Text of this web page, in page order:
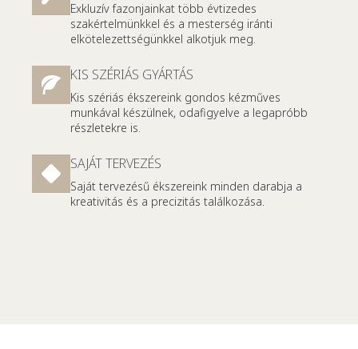
Exkluzív fazonjainkat több évtizedes
szakértelmünkkel és a mesterség iránti
elkötelezettségünkkel alkotjuk meg.
KIS SZÉRIÁS GYÁRTÁS
Kis szériás ékszereink gondos kézműves
munkával készülnek, odafigyelve a legapróbb
részletekre is.
SAJÁT TERVEZÉS
Saját tervezésű ékszereink minden darabja a
kreativitás és a precizitás találkozása.